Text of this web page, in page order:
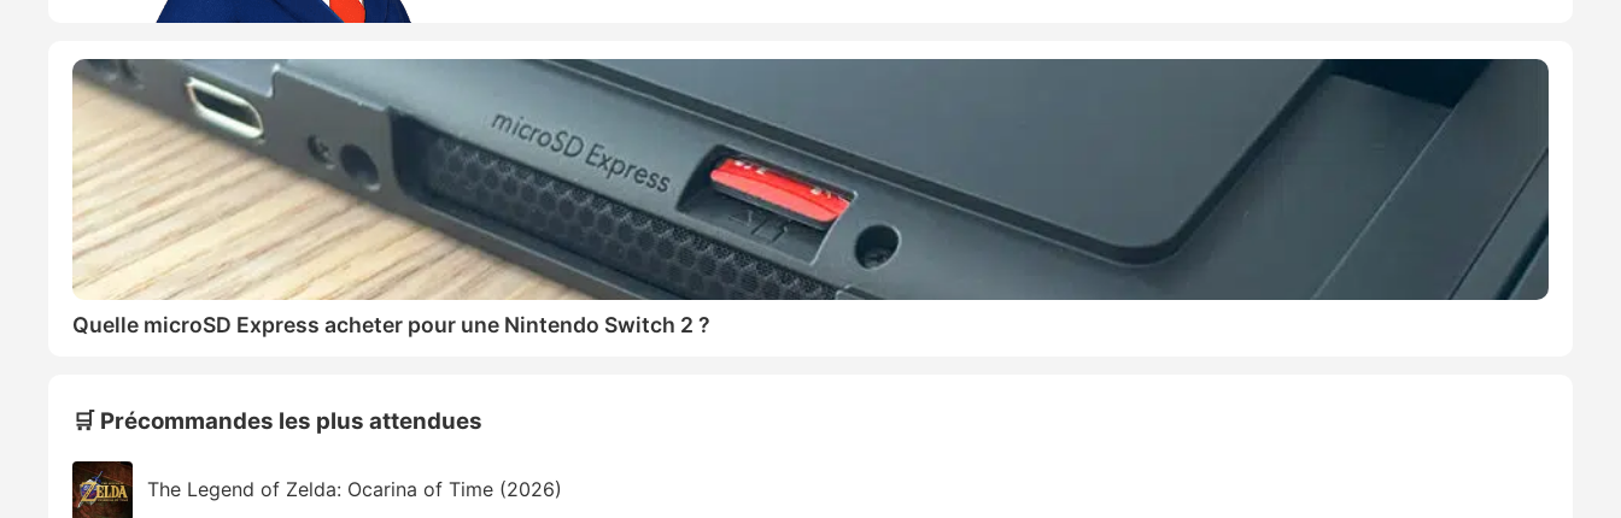
Quelle microSD Express acheter pour une Nintendo Switch 2 ?
🛒 Précommandes les plus attendues
The Legend of Zelda: Ocarina of Time (2026)